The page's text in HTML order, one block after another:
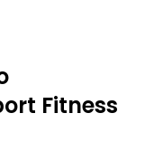
Fitness